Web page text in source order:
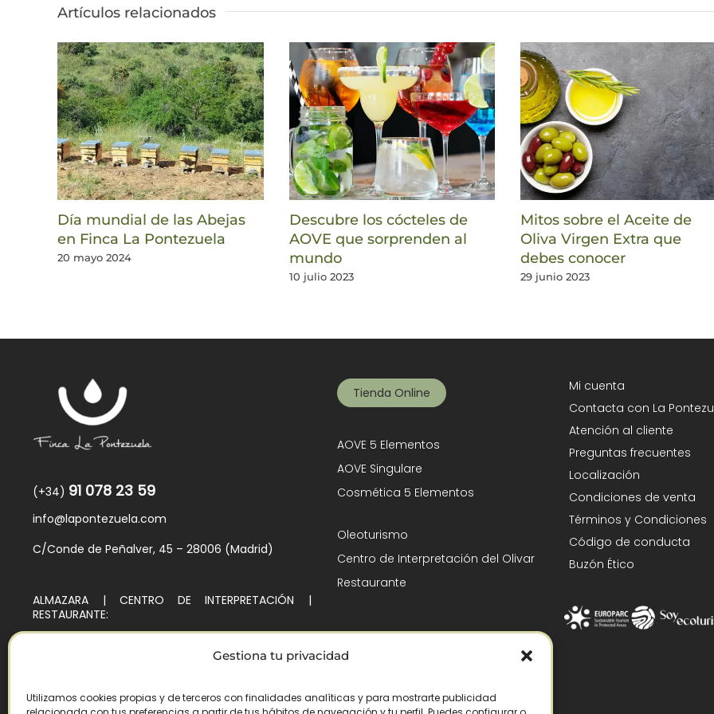
Gestiona tu privacidad
Utilizamos cookies propias y de terceros con finalidades analíticas y para mostrarte publicidad
Artículos relacionados
Día mundial de las Abejas
en Finca La Pontezuela
20 mayo 2024
Descubre los cócteles de
AOVE que sorprenden al
mundo
10 julio 2023
Mitos sobre el Aceite de
Oliva Virgen Extra que
debes conocer
29 junio 2023
(+34) 91 078 23 59
info@lapontezuela.com
C/Conde de Peñalver, 45 – 28006 (Madrid)
ALMAZARA | CENTRO DE INTERPRETACIÓN |
RESTAURANTE:
45140 – Los Navalmorales (Toledo)
Tienda Online
AOVE 5 Elementos
AOVE Singulare
Cosmética 5 Elementos
Oleoturismo
Centro de Interpretación del Olivar
Restaurante
Mi cuenta
Contacta con La
Atención al cliente
Preguntas frecuentes
Localización
Condiciones de venta
Términos y Condiciones
Código de conducta
Buzón Ético